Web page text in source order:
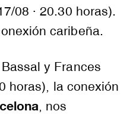
08 · 20.30 horas).
caribeña.
y Frances
horas), la conexión
, nos